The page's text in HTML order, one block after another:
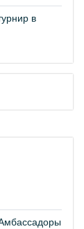
в